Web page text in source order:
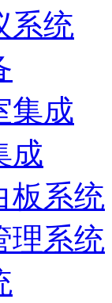
系统
集成
成
板系统
理系统